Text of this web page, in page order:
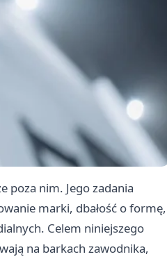
poza nim. Jego zadania
marki, dbałość o formę,
Celem niniejszego
na barkach zawodnika,